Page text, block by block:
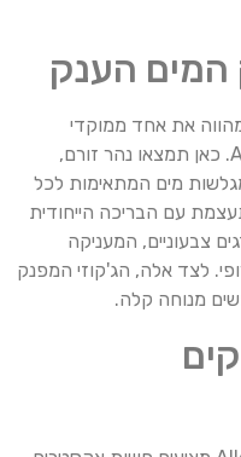
את אחד ממוקדי
המשיכה המרכזיים של Allgäu. כאן תמצאו נהר זורם,
מגלשות מים המתאימות לכל
עם הבריכה הייחודית
צבעוניים, המעניקה
לצד אלה, הג'קוזי המפנק
מנוחה קלה.